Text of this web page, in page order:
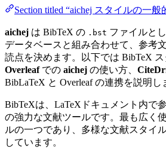
Section titled “aichej スタイルの一般
aichej は BibTeX の .bst ファイルと
データベースと組み合わせて、参考
読点を決めます。以下では BibTeX ス
Overleafでの aichej の使い方、
BibLaTeX と Overleaf の連携を説明し
BibTeXは、LaTeXドキュメント内で
の強力な文献ツールです。最も広く
ルの一つであり、多様な文献スタイ
しています。